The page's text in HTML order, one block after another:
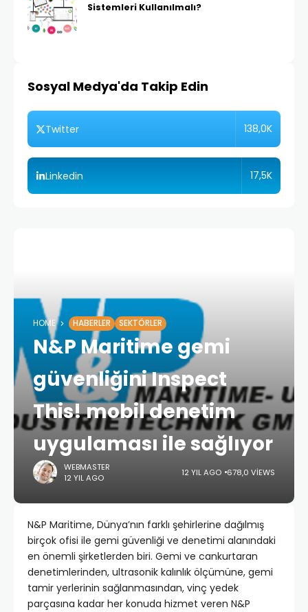
Sistemleri Kullanılmalı?
Sosyal Medya'da Takip Edin
Twitter 138,0K
Linkedin 17,5K
HOME HABERLER SEKTÖRLER
N&P Maritime gemi
güvenliğini Inspect
This! mobil denetim
uygulaması ile sağlıyor
WEBMASTER
12 YIL AGO
12 YIL AGO 678,0 VIEWS
N&P Maritime, Dünya’nın farklı şehirlerine dağılmış
birçok ofisi ile gemi güvenliği ve denetimi alanındaki
en önemli şirketlerden biri. Gemi ve cankurtaran
denetimlerinden, ultrasonik kalınlık ölçümüne, gemi
tamir yerlerinin sağlanmasından, vinç yedek
parçasına kadar her konuda hizmet veren N&P